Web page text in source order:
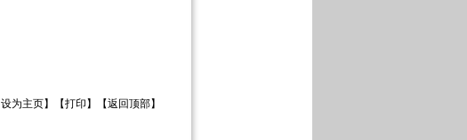
设为主页】【打印 】【返回顶部】